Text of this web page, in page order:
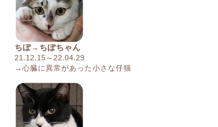
ちぽ→ちぽちゃん
21.12.15～22.04.29
→心臓に異常があった小さな仔猫